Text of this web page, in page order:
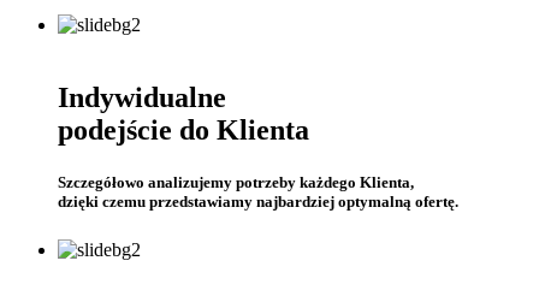
Indywidualne
podejście do Klienta
Szczegółowo analizujemy potrzeby każdego Klienta,
dzięki czemu przedstawiamy najbardziej optymalną ofertę.